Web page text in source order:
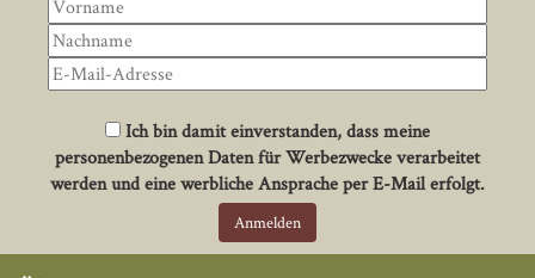
Ich bin damit einverstanden, dass meine
personenbezogenen Daten für Werbezwecke verarbeitet
werden und eine werbliche Ansprache per E-Mail erfolgt.